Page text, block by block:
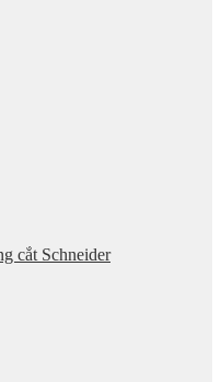
cắt Schneider